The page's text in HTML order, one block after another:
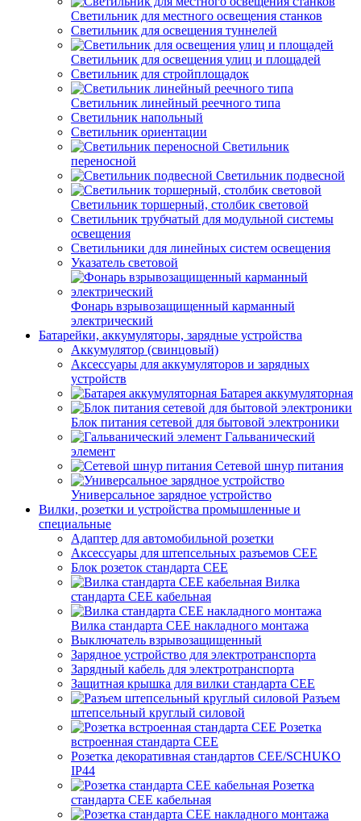
Светильник для местного освещения станков
Светильник для освещения туннелей
Светильник для освещения улиц и площадей
Светильник для стройплощадок
Светильник линейный реечного типа
Светильник напольный
Светильник ориентации
Светильник
переносной
Светильник подвесной
Светильник торшерный, столбик световой
Светильник трубчатый для модульной системы
освещения
Светильники для линейных систем освещения
Указатель световой
Фонарь взрывозащищенный карманный
электрический
Батарейки, аккумуляторы, зарядные устройства
Аккумулятор (свинцовый)
Аксессуары для аккумуляторов и зарядных
устройств
Батарея аккумуляторная
Блок питания сетевой для бытовой электроники
Гальванический
элемент
Сетевой шнур питания
Универсальное зарядное устройство
Вилки, розетки и устройства промышленные и
специальные
Адаптер для автомобильной розетки
Аксессуары для штепсельных разъемов CEE
Блок розеток стандарта CEE
Вилка
стандарта CEE кабельная
Вилка стандарта CEE накладного монтажа
Выключатель взрывозащищенный
Зарядное устройство для электротранспорта
Зарядный кабель для электротранспорта
Защитная крышка для вилки стандарта CEE
Разъем
штепсельный круглый силовой
Розетка
встроенная стандарта CEE
Розетка декоративная стандартов CEE/SCHUKO
IP44
Розетка
стандарта СЕЕ кабельная